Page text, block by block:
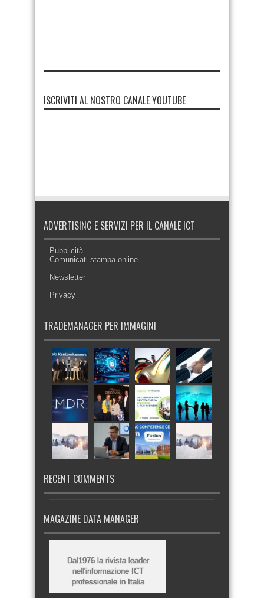
ISCRIVITI AL NOSTRO CANALE YOUTUBE
ADVERTISING E SERVIZI PER IL CANALE ICT
Pubblicità
Comunicati stampa online
Newsletter
Privacy
TRADEMANAGER PER IMMAGINI
RECENT COMMENTS
MAGAZINE DATA MANAGER
Dal1976 la rivista leader
nell'informazione ICT
professionale in Italia